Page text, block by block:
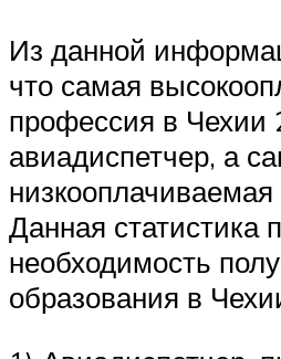
Из данной
что самая
профессия в Чехии
авиадиспетчер, а
Данная статистика
необходимость
образования в